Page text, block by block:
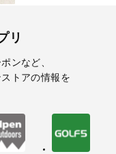
リ
ンなど、
トアの情報を